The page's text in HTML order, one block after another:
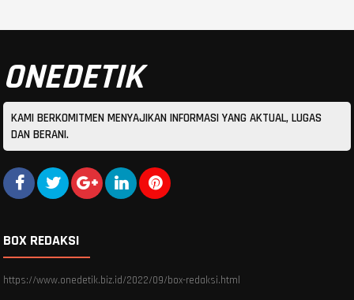
ONEDETIK
KAMI BERKOMITMEN MENYAJIKAN INFORMASI YANG AKTUAL, LUGAS
DAN BERANI.
BOX REDAKSI
https://www.onedetik.biz.id/2022/09/box-redaksi.html